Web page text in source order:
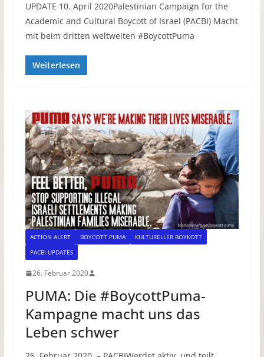
UPDATE 10. April 2020Palestinian Campaign for the
Academic and Cultural Boycott of Israel (PACBI) Macht
mit beim dritten weltweiten #BoycottPuma
Weiterlesen
ACTION ALERT BOYCOTT PUMA
KULTURELLER BOYKOTT
PACBI UPDATES
26. Februar 2020
PUMA: Die #BoycottPuma-
Kampagne macht uns das
Leben schwer